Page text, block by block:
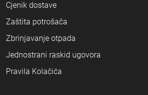
Cjenik dostave
Zaštita potrošača
Zbrinjavanje otpada
Jednostrani raskid ugovora
Pravila Kolačića